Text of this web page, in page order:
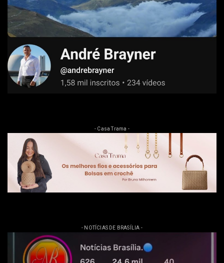
- Casa Trama -
- NOTÍCIAS DE BRASÍLIA -